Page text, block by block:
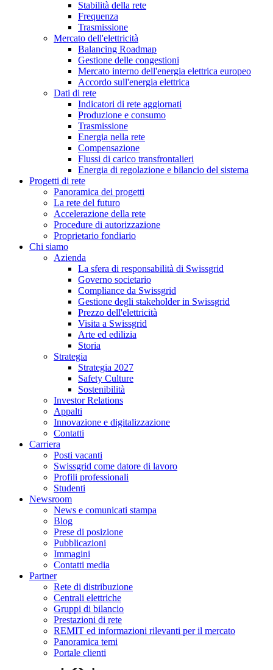
Stabilità della rete
Frequenza
Trasmissione
Mercato dell'elettricità
Balancing Roadmap
Gestione delle congestioni
Mercato interno dell'energia elettrica europeo
Accordo sull'energia elettrica
Dati di rete
Indicatori di rete aggiornati
Produzione e consumo
Trasmissione
Energia nella rete
Compensazione
Flussi di carico transfrontalieri
Energia di regolazione e bilancio del sistema
Progetti di rete
Panoramica dei progetti
La rete del futuro
Accelerazione della rete
Procedure di autorizzazione
Proprietario fondiario
Chi siamo
Azienda
La sfera di responsabilità di Swissgrid
Governo societario
Compliance da Swissgrid
Gestione degli stakeholder in Swissgrid
Prezzo dell'elettricità
Visita a Swissgrid
Arte ed edilizia
Storia
Strategia
Strategia 2027
Safety Culture
Sostenibilità
Investor Relations
Appalti
Innovazione e digitalizzazione
Contatti
Carriera
Posti vacanti
Swissgrid come datore di lavoro
Profili professionali
Studenti
Newsroom
News e comunicati stampa
Blog
Prese di posizione
Pubblicazioni
Immagini
Contatti media
Partner
Rete di distribuzione
Centrali elettriche
Gruppi di bilancio
Prestazioni di rete
REMIT ed informazioni rilevanti per il mercato
Panoramica temi
Portale clienti